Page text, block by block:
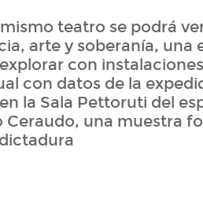
teatro se podrá
arte y soberanía, una
con
con datos de la
la Sala Pettoruti del
Ceraudo, una muestra